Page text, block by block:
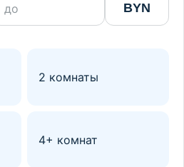
BYN
2 комнаты
4+ комнат